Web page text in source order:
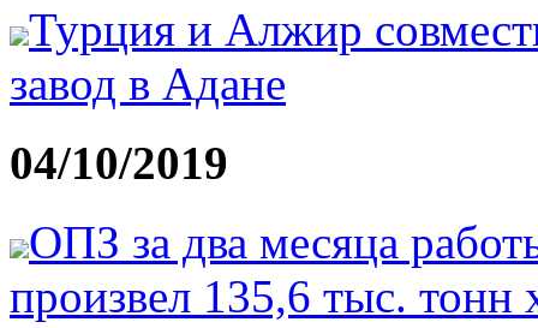
Турция и Алжир
завод в Адане
04/10/2019
ОПЗ за два месяца
произвел 135,6 тыс.